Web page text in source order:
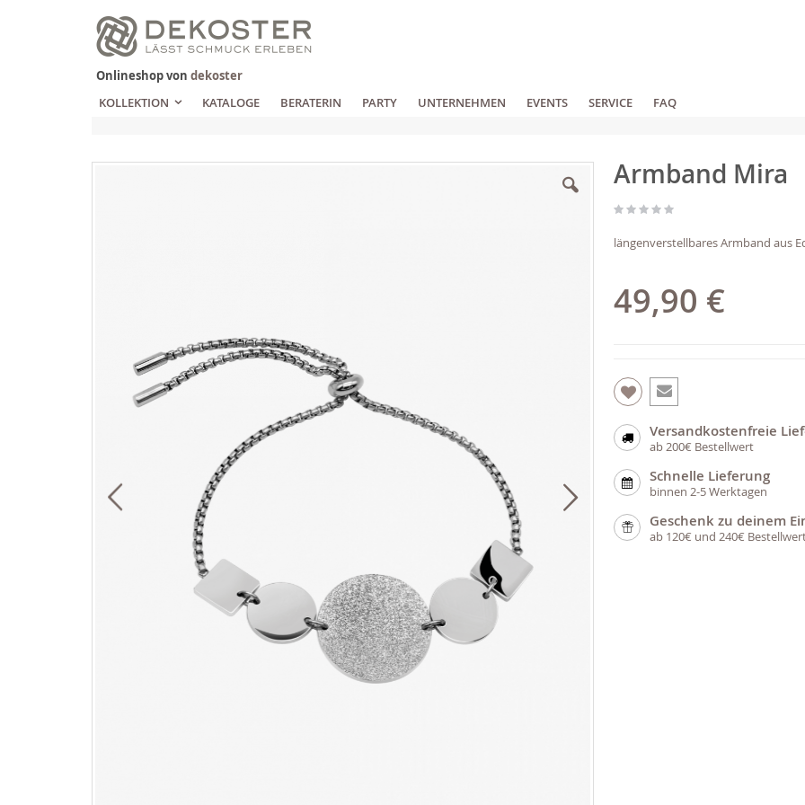
Zum
Inhalt
springen
Onlineshop von dekoster
KOLLEKTION
KATALOGE BERATERIN PARTY UNTERNEHMEN EVENTS SERVICE FAQ
Armband Mira
längenverstellbares Armband aus
49,90 €
Versandkostenfreie
ab 200€ Bestellwert
Schnelle Lieferung
binnen 2-5 Werktagen
Geschenk zu deinem
ab 120€ und 240€